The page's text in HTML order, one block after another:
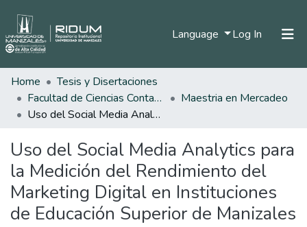
Language Log In (current)
Statistics
Home
Tesis y Disertaciones
Facultad de Ciencias Contables Económicas y Administrativas
Maestria en Mercadeo
Uso del Social Media Analytics para la Medición del Rendimiento del Marketing Digital en Instituciones de Educación Superior de Manizales
Uso del Social Media Analytics para
la Medición del Rendimiento del
Marketing Digital en Instituciones
de Educación Superior de Manizales